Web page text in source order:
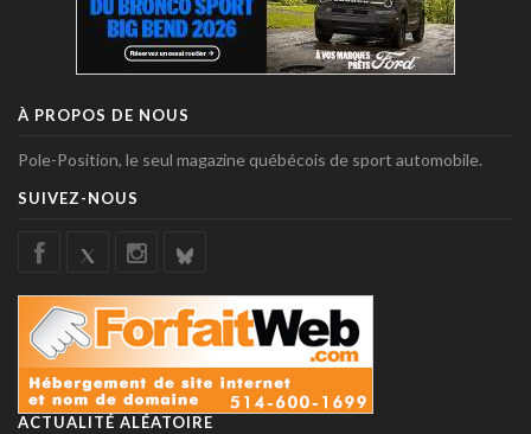
À PROPOS DE NOUS
Pole-Position, le seul magazine québécois de sport automobile.
SUIVEZ-NOUS
ACTUALITÉ ALÉATOIRE